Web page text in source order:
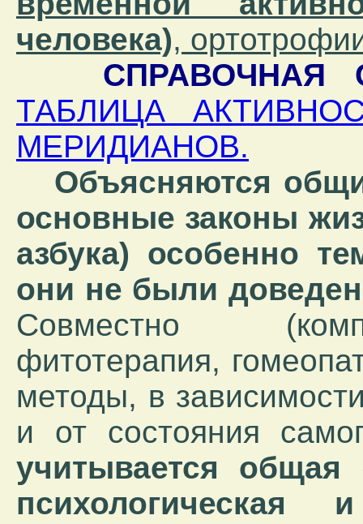
человека),
СПРАВОЧНАЯ
ТАБЛИЦА
МЕРИДИАНОВ.
Объясняются
основные законы
азбука) особенно
они не были
Совместно
фитотерапия,
методы, в
и от состояния
учитывается общая
психологическая